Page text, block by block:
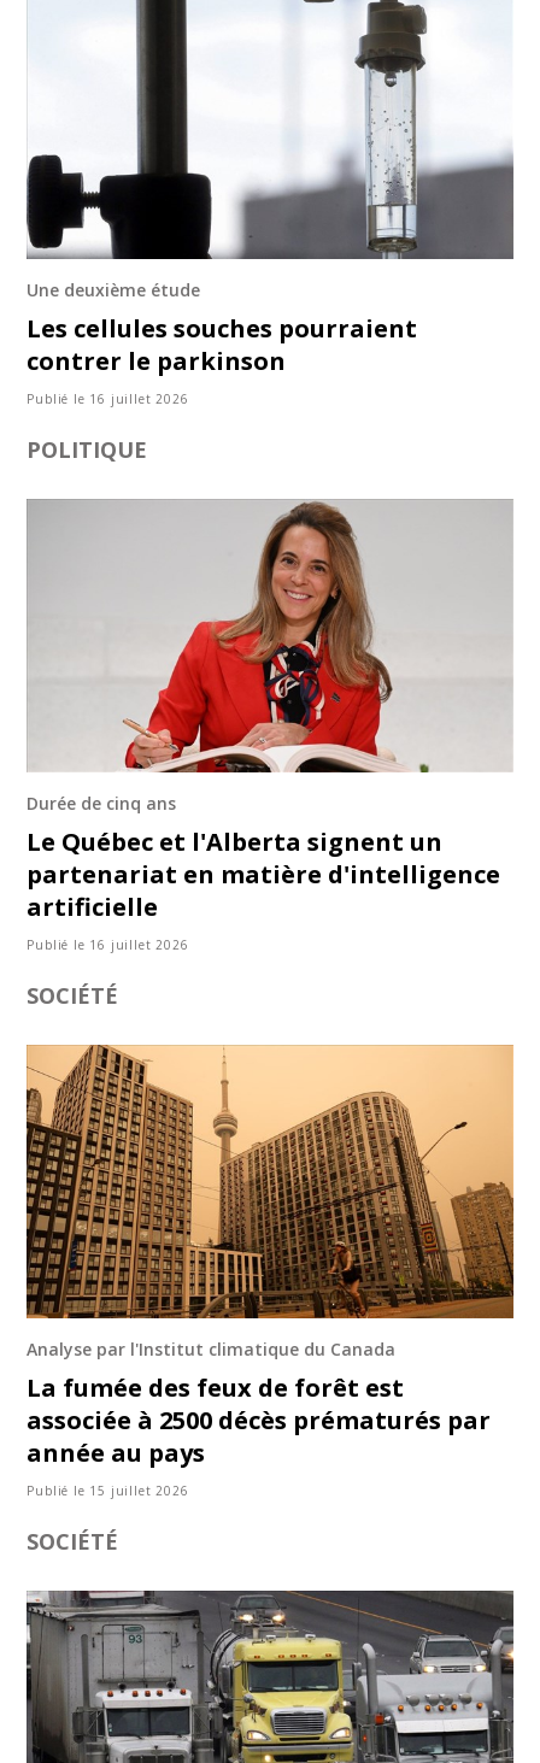
Une deuxième étude
Les cellules souches pourraient
contrer le parkinson
Publié le 16 juillet 2026
POLITIQUE
Durée de cinq ans
Le Québec et l'Alberta signent un
partenariat en matière d'intelligence
artificielle
Publié le 16 juillet 2026
SOCIÉTÉ
Analyse par l'Institut climatique du Canada
La fumée des feux de forêt est
associée à 2500 décès prématurés par
année au pays
Publié le 15 juillet 2026
SOCIÉTÉ